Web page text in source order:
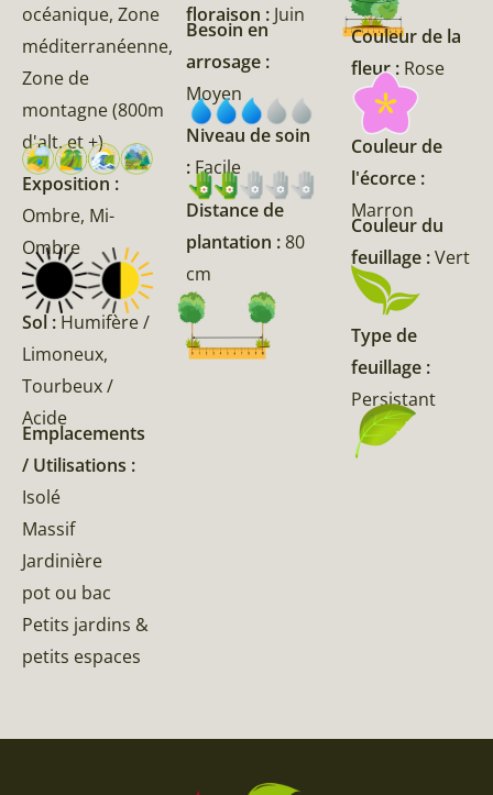
océanique, Zone
méditerranéenne,
Zone de
montagne (800m
d'alt. et +)
Exposition :
Ombre, Mi-
Ombre
Sol : Humifère /
Limoneux,
Tourbeux /
Acide
Emplacements
/ Utilisations :
Isolé
Massif
Jardinière
pot ou bac
Petits jardins &
petits espaces
floraison : Juin
Besoin en
arrosage :
Moyen
Niveau de soin
: Facile
Distance de
plantation :80
cm
Couleur de la
fleur : Rose
Couleur de
l'écorce :
Marron
Couleur du
feuillage :Vert
Type de
feuillage :
Persistant